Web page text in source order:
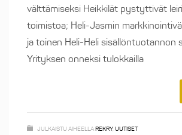
välttämiseksi Heikkilät pystyttivät
toimistoa; Heli-Jasmin
ja toinen Heli-Heli sisällöntuotannon
Yrityksen onneksi tulokkailla
JULKAISTU AIHEELLAREKRY, UUTISET